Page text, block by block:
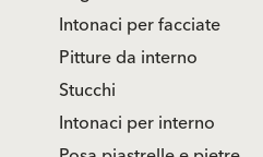
Intonaci per facciate
Pitture da interno
Stucchi
Intonaci per interno